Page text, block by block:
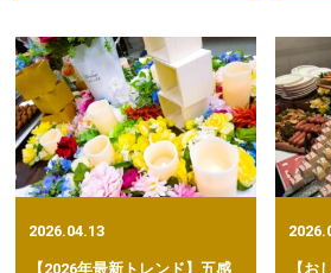
2026.04.13
【2026年最新トレンド】五感
【お